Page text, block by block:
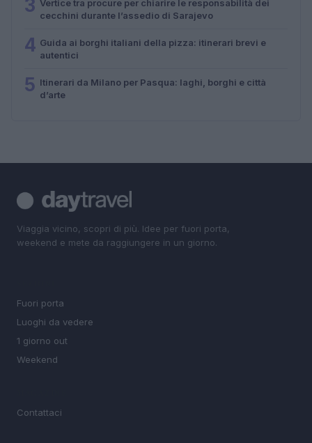
3 Vertice tra procure per chiarire le responsabilità dei
cecchini durante l’assedio di Sarajevo
4 Guida ai borghi italiani della pizza: itinerari brevi e
autentici
5 Itinerari da Milano per Pasqua: laghi, borghi e città
d’arte
Viaggia vicino, scopri di più. Idee per fuori porta,
weekend e mete da raggiungere in un giorno.
Fuori porta
Luoghi da vedere
1 giorno out
Weekend
Contattaci